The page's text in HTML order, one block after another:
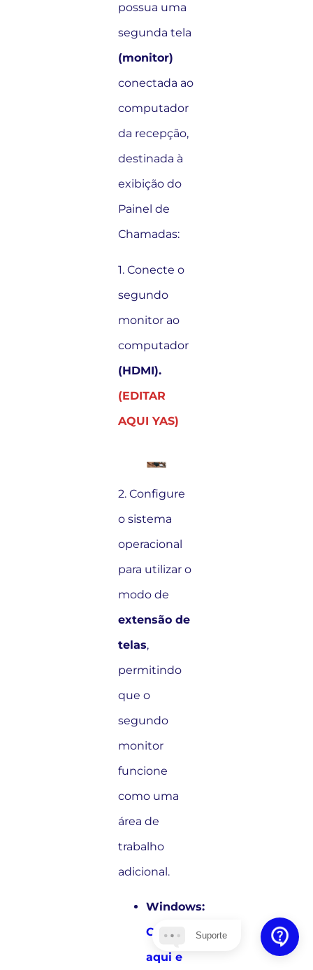
possua uma
segunda tela
(monitor)
conectada ao
computador
da recepção,
destinada à
exibição do
Painel de
Chamadas:
1. Conecte o
segundo
monitor ao
computador
(HDMI).
(EDITAR
AQUI YAS)
2. Configure
o sistema
operacional
para utilizar o
modo de
extensão de
telas,
permitindo
que o
segundo
monitor
funcione
como uma
área de
trabalho
adicional.
Windows:
Clique
aqui e
Suporte